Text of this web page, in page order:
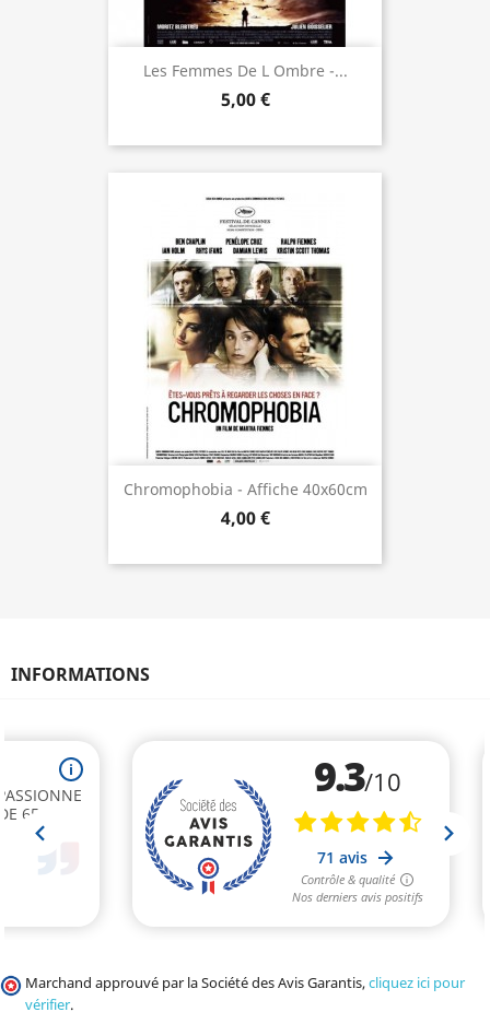
Les Femmes De L Ombre -...
5,00 €
Chromophobia - Affiche 40x60cm
4,00 €
INFORMATIONS
Marchand approuvé par la Société des Avis Garantis,cliquez ici pour
vérifier.